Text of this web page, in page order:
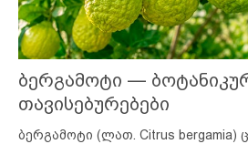
ბერგამოტი —
თავისებურებები
ბერგამოტი (ლათ. Citrus bergamia)